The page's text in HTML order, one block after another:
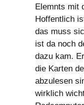
Elemnts mit
Hoffentlich
das muss
ist da noch
dazu kam.
die Karten
abzulesen
wirklich